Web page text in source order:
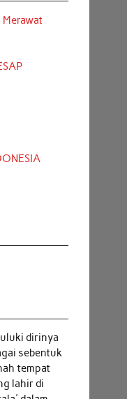
Merawat
dirinya
sebentuk
tempat
lahir di